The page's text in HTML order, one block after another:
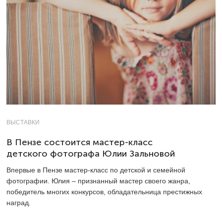
ВЫСТАВКИ
В Пензе состоится мастер-класс
детского фотографа Юлии Зальновой
Впервые в Пензе мастер-класс по детской и семейной
фотографии. Юлия – признанный мастер своего жанра,
победитель многих конкурсов, обладательница престижных
наград.